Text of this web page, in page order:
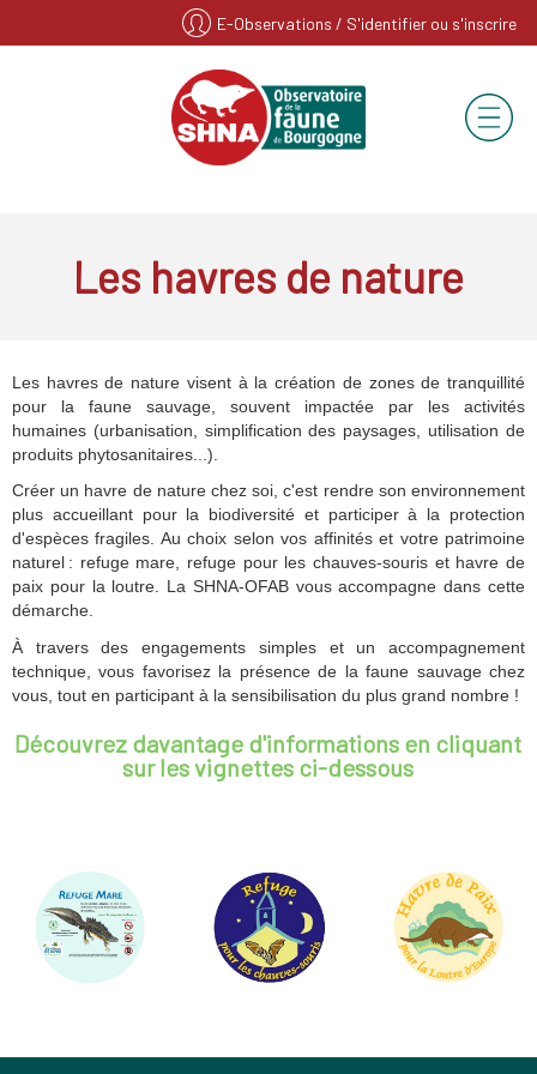
E-Observations / S'identifier ou s'inscrire
Les havres de nature
Les havres de nature visent à la création de zones de tranquillité
pour la faune sauvage, souvent impactée par les activités
humaines (urbanisation, simplification des paysages, utilisation de
produits phytosanitaires...).
Créer un havre de nature chez soi, c'est rendre son environnement
plus accueillant pour la biodiversité et participer à la protection
d'espèces fragiles. Au choix selon vos affinités et votre patrimoine
naturel : refuge mare, refuge pour les chauves-souris et havre de
paix pour la loutre. La SHNA-OFAB vous accompagne dans cette
démarche.
À travers des engagements simples et un accompagnement
technique, vous favorisez la présence de la faune sauvage chez
vous, tout en participant à la sensibilisation du plus grand nombre !
Découvrez davantage d'informations en cliquant
sur les vignettes ci-dessous